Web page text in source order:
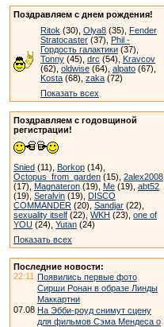
Поздравляем с днем рождения!
Ritok (30), Olya8 (35), Fender
Stratocaster (37), Phil -
Гордость галактики (37),
Tonny (45), drc (54), Kravcov
(62), oldwise (64), alpato (67),
Kosta (68), zaka (72)
Показать всех
Поздравляем с годовщиной
регистрации!
Snied (11), Borkop (14),
Octopus_from_garden (15), 2alex2008
(17), Magnateron (19), Me (19), abt52
(19), Seralvin (19), DISCO
COMMANDER (20), Sandjar (22),
sexuality itself (22), WKH (23), one of
YOU (24), Yutan (24)
Показать всех
Последние новости:
22:11 Появились первые фото
Сирши Ронан в образе Линды
Маккартни
07.08 На Эбби-роуд снимут сцену
для фильмов Сэма Мендеса о